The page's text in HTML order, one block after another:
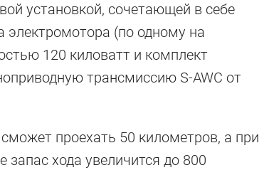
установкой, сочетающей в себе
электромотора (по одному на
120 киловатт и комплект
трансмиссию S-AWC от
проехать 50 километров, а при
хода увеличится до 800